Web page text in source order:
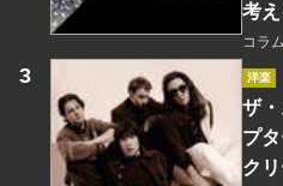
考
コラム
洋楽
ザ
プ
ク